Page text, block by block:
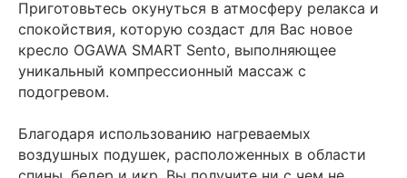
Приготовьтесь окунуться в атмосферу релакса и
спокойствия, которую создаст для Вас новое
кресло OGAWA SMART Sento, выполняющее
уникальный компрессионный массаж с
подогревом.
Благодаря использованию нагреваемых
воздушных подушек, расположенных в области